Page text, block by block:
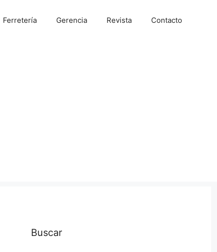
Ferretería Gerencia Revista Contacto
Buscar